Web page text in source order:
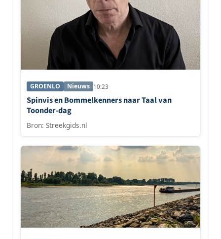
GROENLO Nieuws 10:23
Spinvis en Bommelkenners naar Taal van
Toonder-dag
Bron: Streekgids.nl